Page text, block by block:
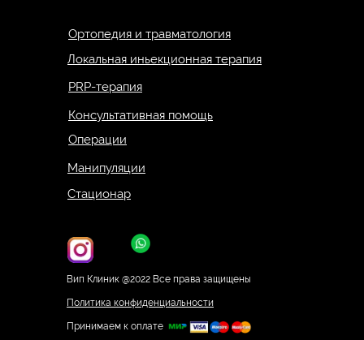
Вип Клиник @2022 Все права защищены
Политика конфиденциальности
Принимаем к оплате
Ортопедия и травматология
Локальная иньекционная терапия
PRP-терапия
Консультативная помощь
Операции
Манипуляции
Стационар